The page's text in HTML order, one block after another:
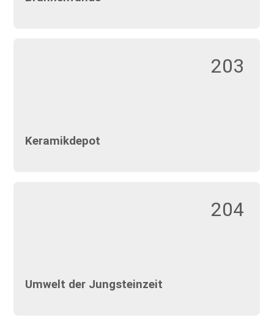
203
Keramikdepot
204
Umwelt der Jungsteinzeit